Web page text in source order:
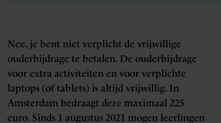
Nee, je bent niet verplicht de vrijwillige
ouderbijdrage te betalen. De ouderbijdrage
voor extra activiteiten en voor verplichte
laptops (of tablets) is altijd vrijwillig. In
Amsterdam bedraagt deze maximaal 225
euro. Sinds 1 augustus 2021 mogen leerlingen